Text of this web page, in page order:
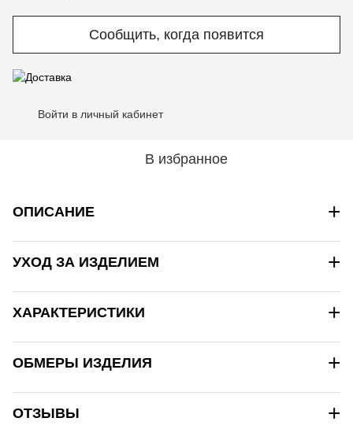
Сообщить, когда появится
Войти в личный кабинет
В избранное
ОПИСАНИЕ +
УХОД ЗА ИЗДЕЛИЕМ +
ХАРАКТЕРИСТИКИ +
ОБМЕРЫ ИЗДЕЛИЯ +
ОТЗЫВЫ +